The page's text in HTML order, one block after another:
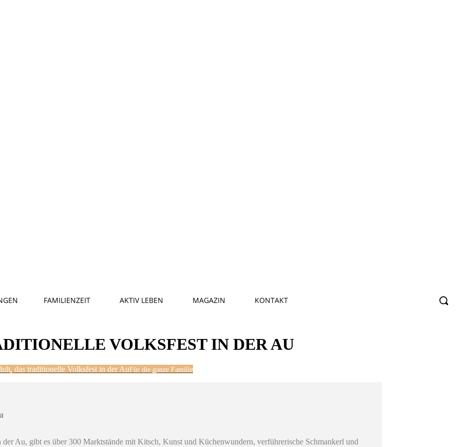
FAMILIENZEIT AKTIV LEBEN MAGAZIN KONTAKT
VOLKSFEST IN DER AU
das traditionelle Volksfest in der AuFür die ganze Familie
Au, gibt es über 300 Marktstände mit Kitsch, Kunst und Küchenwundern, verführerische Schmankerl und